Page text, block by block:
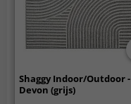
Shaggy Indoor/Outdoor -
Devon (grijs)